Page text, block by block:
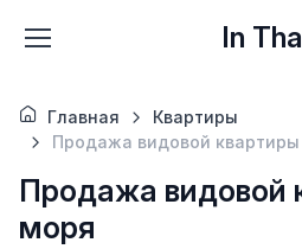
In
Главная
Квартиры
Продажа видовой
Продажа видовой
моря